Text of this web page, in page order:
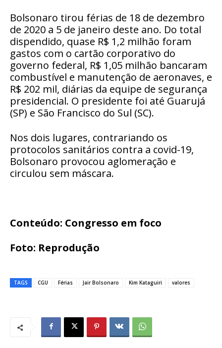
Bolsonaro tirou férias de 18 de dezembro
de 2020 a 5 de janeiro deste ano. Do total
dispendido, quase R$ 1,2 milhão foram
gastos com o cartão corporativo do
governo federal, R$ 1,05 milhão bancaram
combustível e manutenção de aeronaves, e
R$ 202 mil, diárias da equipe de segurança
presidencial. O presidente foi até Guarujá
(SP) e São Francisco do Sul (SC).
Nos dois lugares, contrariando os
protocolos sanitários contra a covid-19,
Bolsonaro provocou aglomeração e
circulou sem máscara.
Conteúdo: Congresso em foco
Foto: Reprodução
TAGS CGU Férias Jair Bolsonaro Kim Kataguiri valores